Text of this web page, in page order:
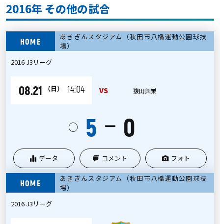
2016年 その他の試合
HOME
あきぎんスタジアム（秋田市八橋運動公園球技
場）
2016 J3リーグ
08.21 （日） 14:04 VS 猿田興業
○ 5 ー 0
データ コメント フォト
HOME
あきぎんスタジアム（秋田市八橋運動公園球技
場）
2016 J3リーグ